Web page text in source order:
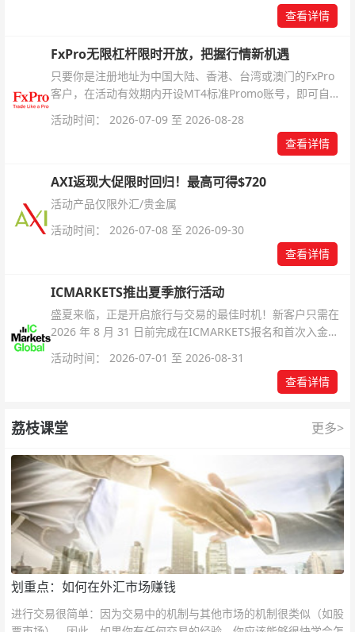
查看详情
FxPro无限杠杆限时开放，把握行情新机遇
只要你是注册地址为中国大陆、香港、台湾或澳门的FxPro
客户，在活动有效期内开设MT4标准Promo账号，即可自动
活动时间： 2026-07-09 至 2026-08-28
查看详情
AXI返现大促限时回归！最高可得$720
活动产品仅限外汇/贵金属
活动时间： 2026-07-08 至 2026-09-30
查看详情
ICMARKETS推出夏季旅行活动
盛夏来临，正是开启旅行与交易的最佳时机！新客户只需在
2026 年 8 月 31 日前完成在ICMARKETS报名和首次入金即
活动时间： 2026-07-01 至 2026-08-31
查看详情
荔枝课堂 更多>
划重点：如何在外汇市场赚钱
进行交易很简单：因为交易中的机制与其他市场的机制很类似（如股